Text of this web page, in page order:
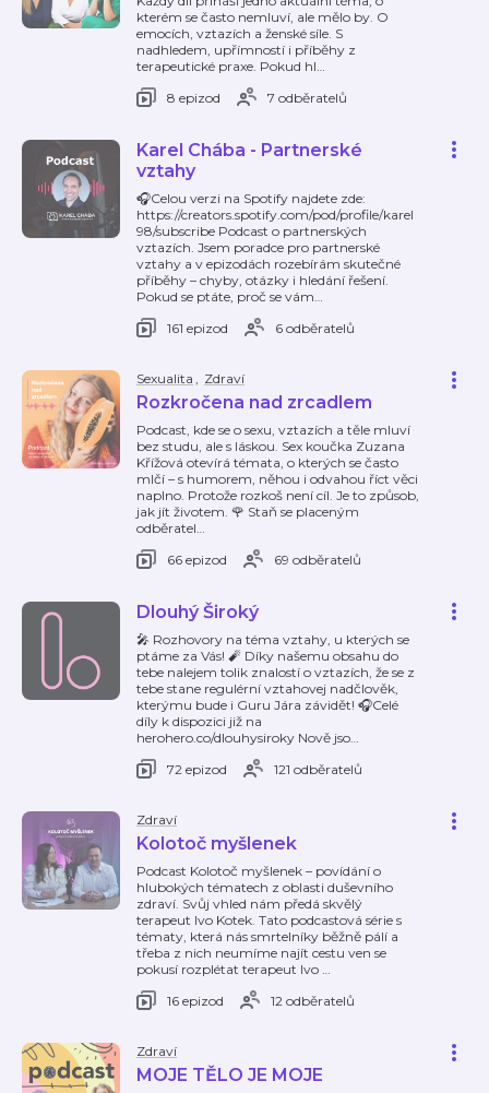
kterém se často nemluví, ale mělo by. O
emocích, vztazích a ženské síle. S
nadhledem, upřímností i příběhy z
terapeutické praxe. Pokud hl…
8 epizod
7 odběratelů
Karel Chába - Partnerské
vztahy
🎧Celou verzi na Spotify najdete zde:
⁠https://creators.spotify.com/pod/profile/karel
98/subscribe⁠ Podcast o partnerských
vztazích. Jsem poradce pro partnerské
vztahy a v epizodách rozebírám skutečné
příběhy – chyby, otázky i hledání řešení.
Pokud se ptáte, proč se vám…
161 epizod
6 odběratelů
Sexualita , Zdraví
Rozkročena nad zrcadlem
Podcast, kde se o sexu, vztazích a těle mluví
bez studu, ale s láskou. Sex koučka Zuzana
Křížová otevírá témata, o kterých se často
mlčí – s humorem, něhou i odvahou říct věci
naplno. Protože rozkoš není cíl. Je to způsob,
jak jít životem. 🌹 Staň se placeným
odběratel…
66 epizod
69 odběratelů
Dlouhý Široký
🎤 Rozhovory na téma vztahy, u kterých se
ptáme za Vás! 🧨 Díky našemu obsahu do
tebe nalejem tolik znalostí o vztazích, že se z
tebe stane regulérní vztahovej nadčlověk,
kterýmu bude i Guru Jára závidět! 🎧Celé
díly k dispozici již na
herohero.co/dlouhysiroky Nově jso…
72 epizod
121 odběratelů
Zdraví
Kolotoč myšlenek
Podcast Kolotoč myšlenek – povídání o
hlubokých tématech z oblasti duševního
zdraví. Svůj vhled nám předá skvělý
terapeut Ivo Kotek. Tato podcastová série s
tématy, která nás smrtelníky běžně pálí a
třeba z nich neumíme najít cestu ven se
pokusí rozplétat terapeut Ivo …
16 epizod
12 odběratelů
Zdraví
MOJE TĚLO JE MOJE